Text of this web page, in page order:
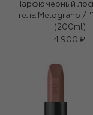
Парфюмерный
тела Melograno /
(200ml)
4 900 ₽